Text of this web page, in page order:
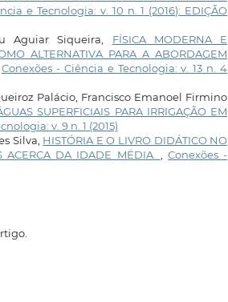
e Tecnologia: v. 10 n. 1 (2016): EDIÇÃO
Aguiar Siqueira, FÍSICA MODERNA E
ALTERNATIVA PARA A ABORDAGEM
Conexões - Ciência e Tecnologia: v. 13 n. 4
Palácio, Francisco Emanoel Firmino
SUPERFICIAIS PARA IRRIGAÇÃO EM
v. 9 n. 1 (2015)
Silva, HISTÓRIA E O LIVRO DIDÁTICO NO
ACERCA DA IDADE MÉDIA. , Conexões -